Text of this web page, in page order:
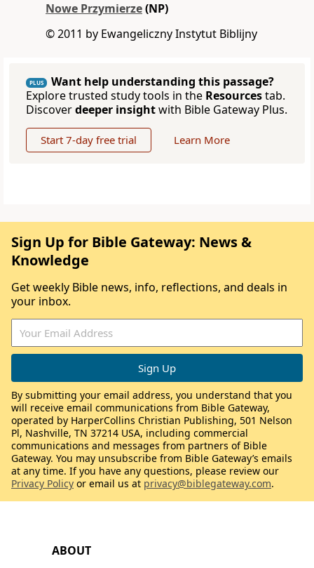
Nowe Przymierze(NP)
© 2011 by Ewangeliczny Instytut Biblijny
PLUS
Want help understanding this passage?
Explore trusted study tools in the Resourcestab.
Discoverdeeper insightwith Bible Gateway Plus.
Start 7-day free trial Learn More
ABOUT
Sign Up for Bible Gateway: News &
Knowledge
Get weekly Bible news, info, reflections, and deals in
your inbox.
By submitting your email address, you understand that you
will receive email communications from Bible Gateway,
operated by HarperCollins Christian Publishing, 501 Nelson
Pl, Nashville, TN 37214 USA, including commercial
communications and messages from partners of Bible
Gateway. You may unsubscribe from Bible Gateway’s emails
at any time. If you have any questions, please review our
Privacy Policy or email us at privacy@biblegateway.com.